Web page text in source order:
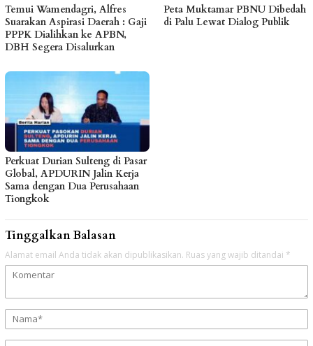
Temui Wamendagri, Alfres
Suarakan Aspirasi Daerah : Gaji
PPPK Dialihkan ke APBN,
DBH Segera Disalurkan
Peta Muktamar PBNU Dibedah
di Palu Lewat Dialog Publik
Perkuat Durian Sulteng di Pasar
Global, APDURIN Jalin Kerja
Sama dengan Dua Perusahaan
Tiongkok
Tinggalkan Balasan
Alamat email Anda tidak akan dipublikasikan. Ruas yang wajib ditandai *